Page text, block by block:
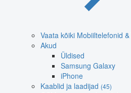
Vaata kõiki Mobiiltelefonid
Akud
Üldised
Samsung Galaxy
iPhone
Kaablid ja laadijad (45)